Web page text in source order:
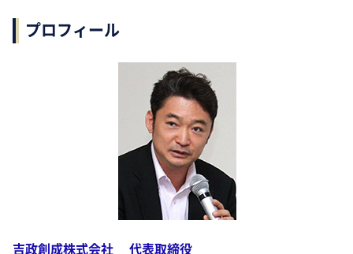
プロフィール
吉政創成株式会社 代表取締役